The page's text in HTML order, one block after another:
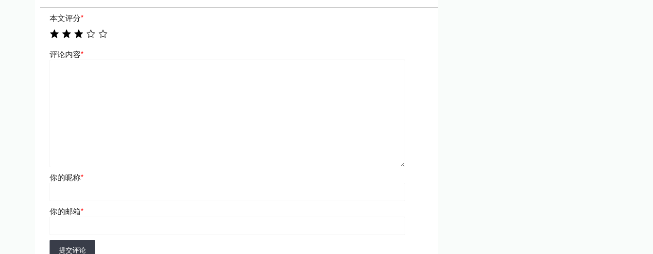
本文评分*
评论内容*
你的昵称*
你的邮箱*
提交评论